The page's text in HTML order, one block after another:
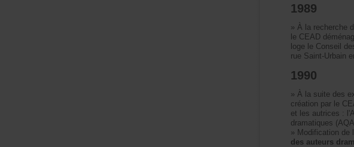
1989
»
rueSaint-
1990
»
»